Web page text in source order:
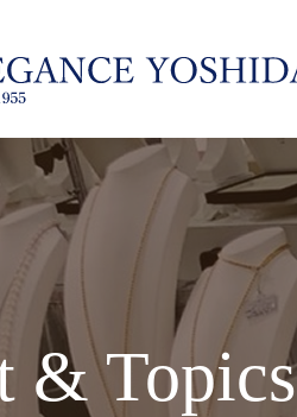
& Topics